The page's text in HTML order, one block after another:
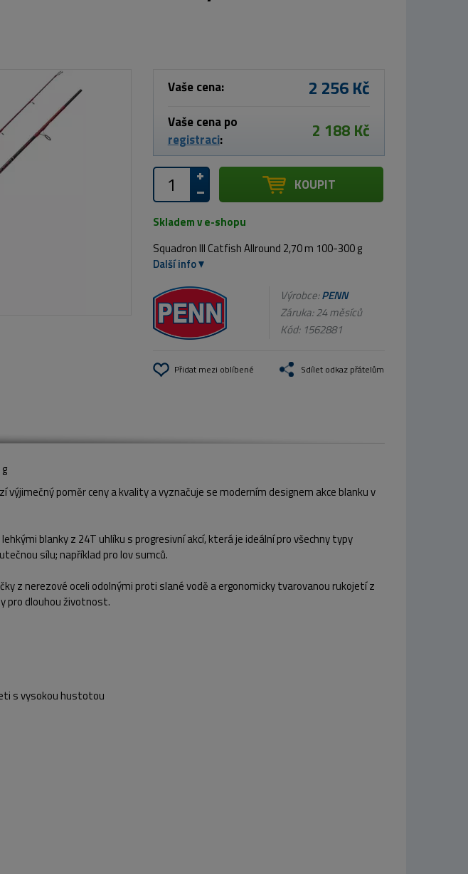
Vaše cena: 2 256 Kč
Vaše cena po
registraci: 2 188 Kč
KOUPIT
Skladem v e-shopu
Squadron III Catfish Allround 2,70 m 100-300 g
Další info
Výrobce:PENN
Záruka: 24 měsíců
Kód: 1562881
Přidat mezi oblíbené Sdílet odkaz přátelům
výjimečný poměr ceny a kvality a vyznačuje se moderním designem akce blanku v
blanky z 24T uhlíku s progresivní akcí, která je ideální pro všechny typy
sílu; například pro lov sumců.
z nerezové oceli odolnými proti slané vodě a ergonomicky tvarovanou rukojetí z
pro dlouhou životnost.
s vysokou hustotou